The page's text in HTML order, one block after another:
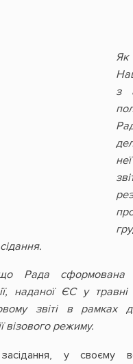
з
Рада сформована
наданої ЄС у
звіті в рамках
візового режиму.
у своєму